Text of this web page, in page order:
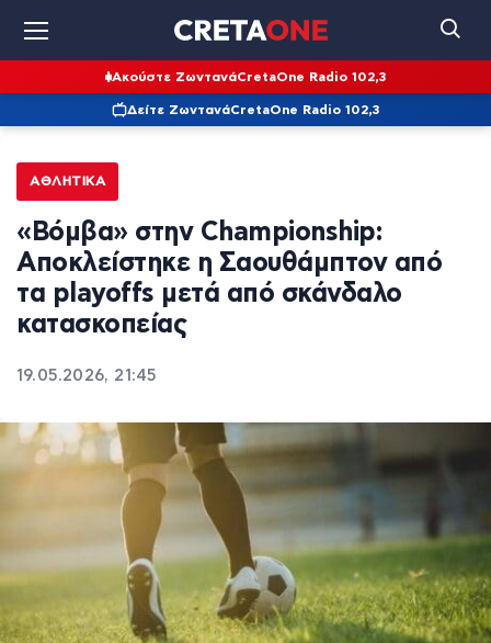
Ακούστε ΖωντανάCretaOne Radio 102,3
Δείτε ΖωντανάCretaOne Radio 102,3
ΑΘΛΗΤΙΚΆ
«Βόμβα» στην Championship:
Αποκλείστηκε η Σαουθάμπτον από
τα playoffs μετά από σκάνδαλο
κατασκοπείας
19.05.2026, 21:45